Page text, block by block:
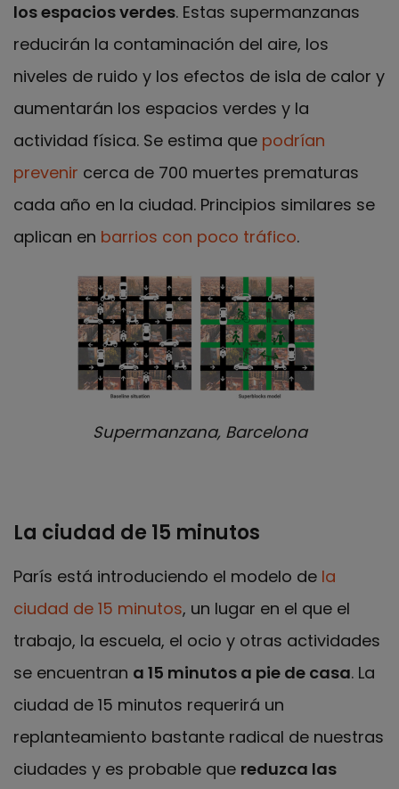
los espacios verdes. Estas supermanzanas
reducirán la contaminación del aire, los
niveles de ruido y los efectos de isla de calor y
aumentarán los espacios verdes y la
actividad física. Se estima que podrían
prevenir cerca de 700 muertes prematuras
cada año en la ciudad. Principios similares se
aplican en barrios con poco tráfico.
Supermanzana, Barcelona
La ciudad de 15 minutos
París está introduciendo el modelo de la
ciudad de 15 minutos, un lugar en el que el
trabajo, la escuela, el ocio y otras actividades
se encuentran a 15 minutos a pie de casa. La
ciudad de 15 minutos requerirá un
replanteamiento bastante radical de nuestras
ciudades y es probable que reduzca las